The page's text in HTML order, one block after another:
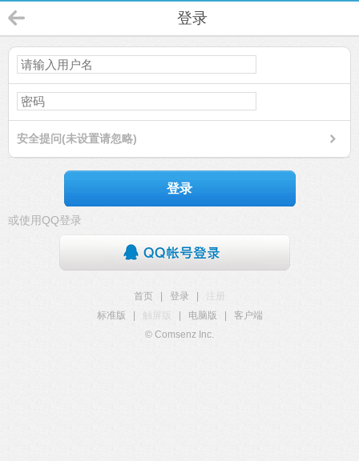
登录
安全提问(未设置请忽略)
登录
或使用QQ登录
首页 登录
注册
标准版
触屏版 电脑版
客户端
© Comsenz Inc.